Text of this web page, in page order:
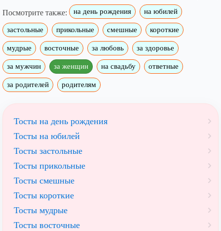
Посмотрите также: на день рождения на юбилей
застольные прикольные смешные короткие
мудрые восточные за любовь за здоровье
за мужчин за женщин на свадьбу ответные
за родителей родителям
Тосты на день рождения
Тосты на юбилей
Тосты застольные
Тосты прикольные
Тосты смешные
Тосты короткие
Тосты мудрые
Тосты восточные